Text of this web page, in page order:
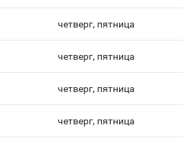
четверг, пятница
четверг, пятница
четверг, пятница
четверг, пятница